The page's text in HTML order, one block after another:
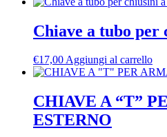
Chiave a tubo per
€17,00Aggiungi al carrello
CHIAVE A “T”
ESTERNO